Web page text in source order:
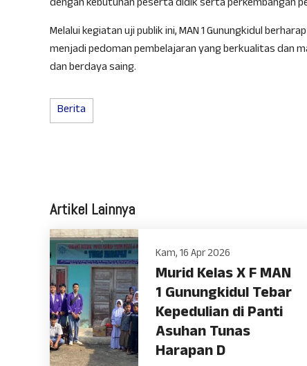
Melalui kegiatan uji publik ini, MAN 1 Gunungkidul
menjadi pedoman pembelajaran yang berkualitas dan
dan berdaya saing.
Berita
Artikel Lainnya
Kam, 16 Apr 2026
Murid Kelas X F MAN
1 Gunungkidul Tebar
Kepedulian di Panti
Asuhan Tunas
Harapan D